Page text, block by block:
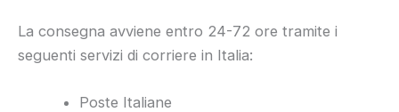
La consegna avviene entro 24-72 ore tramite i
seguenti servizi di corriere in Italia:
Poste Italiane